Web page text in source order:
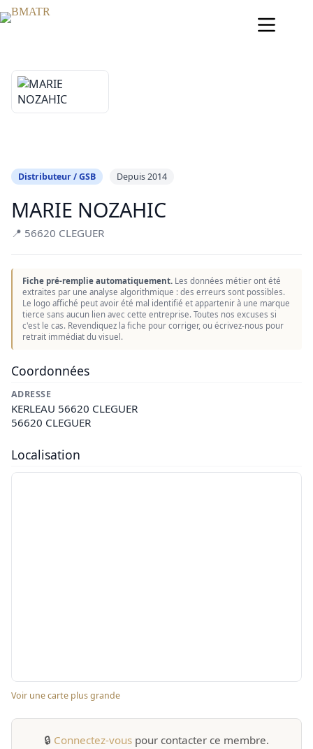
Passer
au
Distributeur / GSB Depuis 2014
MARIE NOZAHIC
📍 56620 CLEGUER
Fiche pré-remplie automatiquement. Les données métier ont été
extraites par une analyse algorithmique : des erreurs sont possibles.
Le logo affiché peut avoir été mal identifié et appartenir à une marque
tierce sans aucun lien avec cette entreprise. Toutes nos excuses si
c'est le cas. Revendiquez la fiche pour corriger, ou écrivez-nous pour
retrait immédiat du visuel.
Coordonnées
ADRESSE
KERLEAU 56620 CLEGUER
56620 CLEGUER
Localisation
Voir une carte plus grande
🔒 Connectez-vous pour contacter ce membre.